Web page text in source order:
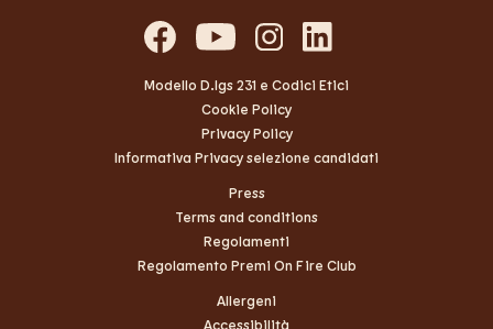
Modello D.lgs 231 e Codici Etici
Cookie Policy
Privacy Policy
Informativa Privacy selezione candidati
Press
Terms and conditions
Regolamenti
Regolamento Premi On Fire Club
Allergeni
Accessibilità